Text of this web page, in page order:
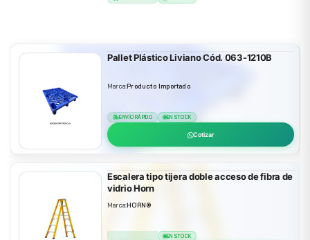
Pallet Plástico Liviano Cód. 063-1210B
Marca:Producto Importado
ENVÍO RÁPIDO EN STOCK
Cotizar
Escalera tipo tijera doble acceso de fibra de
vidrio Horn
Marca:HORN®
EN STOCK